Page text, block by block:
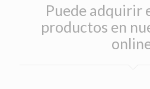
Puede adquirir
productos en